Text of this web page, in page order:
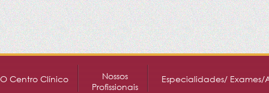
O Centro Clínico
Nossos
Profissionais
Especialidades/ Exames/